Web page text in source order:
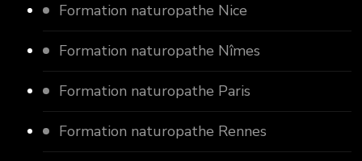
Formation naturopathe Nice
Formation naturopathe Nîmes
Formation naturopathe Paris
Formation naturopathe Rennes